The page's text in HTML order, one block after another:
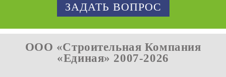
ЗАДАТЬ ВОПРОС
ООО «Строительная Компания
«Единая» 2007-2026